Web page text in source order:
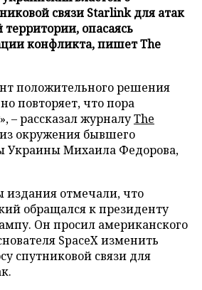
связи Starlink для атак
территории, опасаясь
конфликта, пишет The
положительного решения
повторяет, что пора
– рассказал журналуThe
окружения бывшего
Украины Михаила Федорова,
издания отмечали, что
обращался к президенту
Он просил американского
SpaceX изменить
спутниковой связи для